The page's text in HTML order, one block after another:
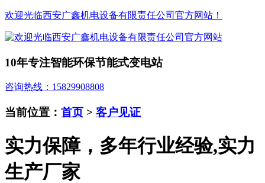
欢迎光临西安广鑫机电设备有限责任公司官方网站！
10年专注智能环保节能式变电站
咨询热线：15829908808
当前位置： 首页 > 客户见证
实力保障，多年行业经验,实力
生产厂家